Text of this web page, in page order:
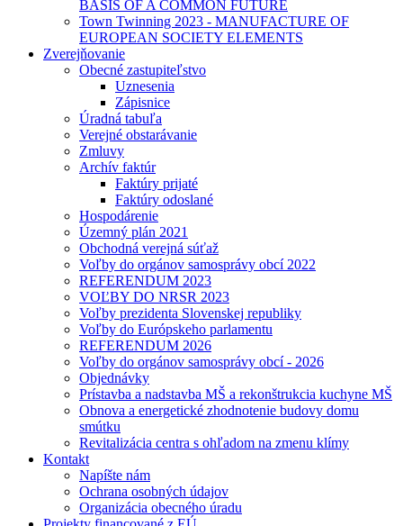
BASIS OF A COMMON FUTURE
Town Twinning 2023 - MANUFACTURE OF
EUROPEAN SOCIETY ELEMENTS
Zverejňovanie
Obecné zastupiteľstvo
Uznesenia
Zápisnice
Úradná tabuľa
Verejné obstarávanie
Zmluvy
Archív faktúr
Faktúry prijaté
Faktúry odoslané
Hospodárenie
Územný plán 2021
Obchodná verejná súťaž
Voľby do orgánov samosprávy obcí 2022
REFERENDUM 2023
VOĽBY DO NRSR 2023
Voľby prezidenta Slovenskej republiky
Voľby do Európskeho parlamentu
REFERENDUM 2026
Voľby do orgánov samosprávy obcí - 2026
Objednávky
Prístavba a nadstavba MŠ a rekonštrukcia kuchyne MŠ
Obnova a energetické zhodnotenie budovy domu
smútku
Revitalizácia centra s ohľadom na zmenu klímy
Kontakt
Napíšte nám
Ochrana osobných údajov
Organizácia obecného úradu